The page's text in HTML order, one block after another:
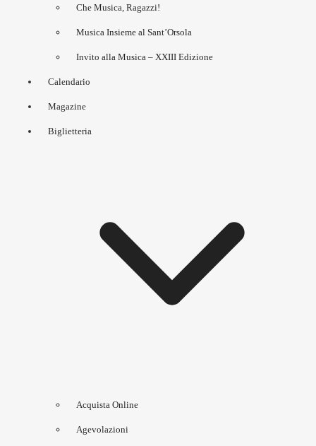
Che Musica, Ragazzi!
Musica Insieme al Sant’Orsola
Invito alla Musica – XXIII Edizione
Calendario
Magazine
Biglietteria
Acquista Online
Agevolazioni